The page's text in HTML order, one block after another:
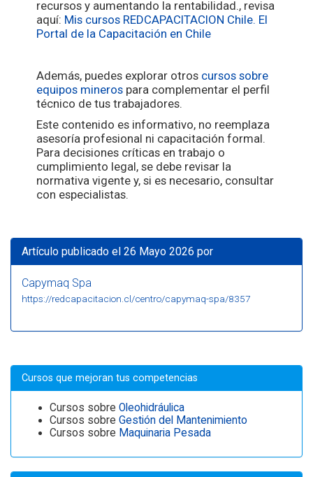
recursos y aumentando la rentabilidad., revisa
aquí: Mis cursos REDCAPACITACION Chile. El
Portal de la Capacitación en Chile
Además, puedes explorar otros cursos sobre
equipos mineros para complementar el perfil
técnico de tus trabajadores.
Este contenido es informativo, no reemplaza
asesoría profesional ni capacitación formal.
Para decisiones críticas en trabajo o
cumplimiento legal, se debe revisar la
normativa vigente y, si es necesario, consultar
con especialistas.
Artículo publicado el 26 Mayo 2026 por
Capymaq Spa
https://redcapacitacion.cl/centro/capymaq-spa/8357
Cursos que mejoran tus competencias
Cursos sobre Oleohidráulica
Cursos sobre Gestión del Mantenimiento
Cursos sobre Maquinaria Pesada